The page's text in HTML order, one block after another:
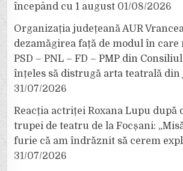
începând cu 1 august 01/08/2026
Organizația județeană AUR
dezamăgirea față de modul în care
PSD – PNL – FD – PMP din
înțeles să distrugă arta teatrală din
31/07/2026
Reacția actriței Roxana Lupu după
trupei de teatru de la Focșani:
furie că am îndrăznit să cerem
31/07/2026